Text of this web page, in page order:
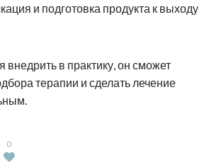
и подготовка продукта к выходу
внедрить в практику, он сможет
терапии и сделать лечение
0